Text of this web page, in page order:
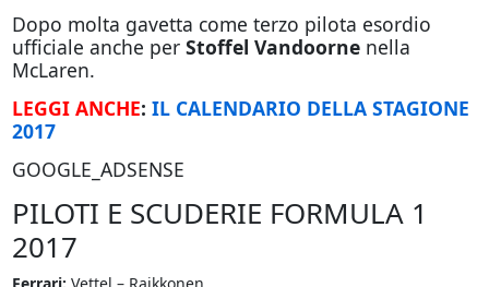
Dopo molta gavetta come terzo pilota esordio
ufficiale anche per Stoffel Vandoornenella
McLaren.
LEGGI ANCHE: IL CALENDARIO DELLA STAGIONE
2017
GOOGLE_ADSENSE
PILOTI E SCUDERIE FORMULA 1
2017